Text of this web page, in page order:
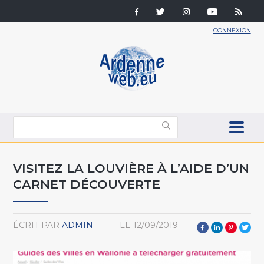
CONNEXION
VISITEZ LA LOUVIÈRE À L’AIDE D’UN
CARNET DÉCOUVERTE
ÉCRIT PAR ADMIN LE 12/09/2019